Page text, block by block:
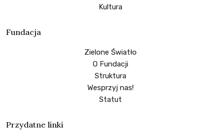
Kultura
Fundacja
Zielone Światło
O Fundacji
Struktura
Wesprzyj nas!
Statut
Przydatne linki